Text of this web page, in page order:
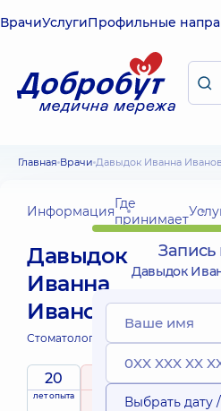
ВрачиУслугиПрофильные
Главная Врачи Давыдок Иванна
ИнформацияГде
принимает
Давыдок
Иванна
Ивановна
Стоматолог-терапевт;
20
лет опыта
5 / 5
рейтингна основе
158 отзывов
Запись
Давыдок
Выбрать дату